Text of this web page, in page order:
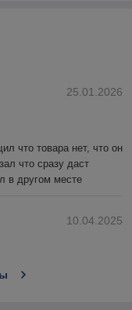
25.01.2026
что товара нет, что он
что сразу даст
в другом месте
10.04.2025